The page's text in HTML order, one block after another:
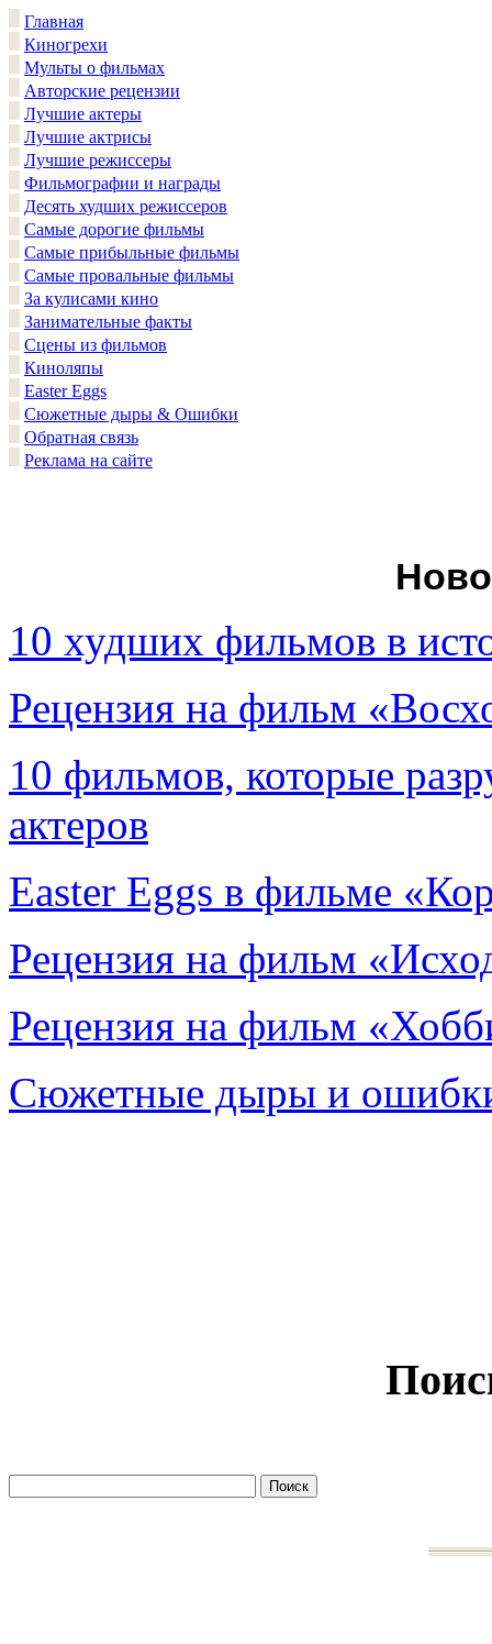
Главная
Киногрехи
Мульты о фильмах
Авторские рецензии
Лучшие актеры
Лучшие актрисы
Лучшие режиссеры
Фильмографии и награды
Десять худших режиссеров
Самые дорогие фильмы
Самые прибыльные фильмы
Самые провальные фильмы
За кулисами кино
Занимательные факты
Сцены из фильмов
Киноляпы
Easter Eggs
Сюжетные дыры & Ошибки
Обратная связь
Реклама на сайте
10 худших фильмов в
Рецензия на фильм
10 фильмов, которые
актеров
Easter Eggs в фильме
Рецензия на фильм
Рецензия на фильм
Сюжетные дыры и